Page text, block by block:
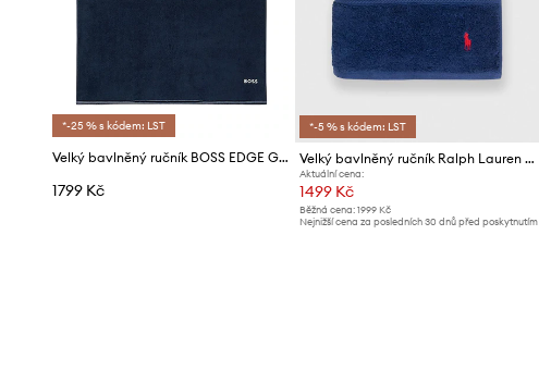
*-25 % s kódem: LST
Velký bavlněný ručník BOSS EDGE Galaxy 100 x 150 cm
1799 Kč
*-5 % s kódem: LST
Velký bavlněný ručník Ralph Lauren Bath Sheet Player
Aktuální cena:
1499 Kč
Běžná cena:1999 Kč
Nejnižší cena za posledních 30 dnů před poskytnutím